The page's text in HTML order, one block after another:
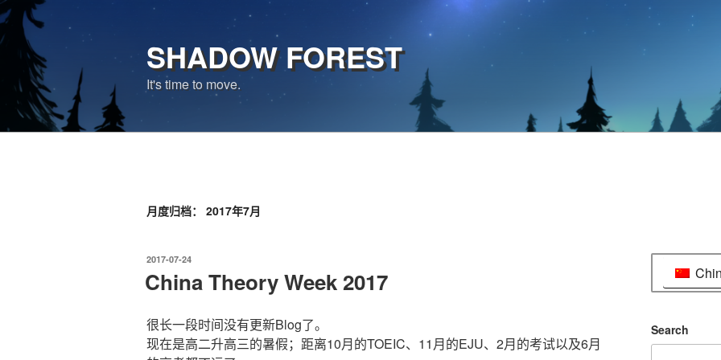
跳
至
内
SHADOW FOREST
It's time to move.
月度归档：2017年7月
发
于
2017-07-24
China Theory Week 2017
很长一段时间没有更新Blog了。
现在是高二升高三的暑假；距离10月的TOEIC、11月的EJU、2月的考试以及6月
Search